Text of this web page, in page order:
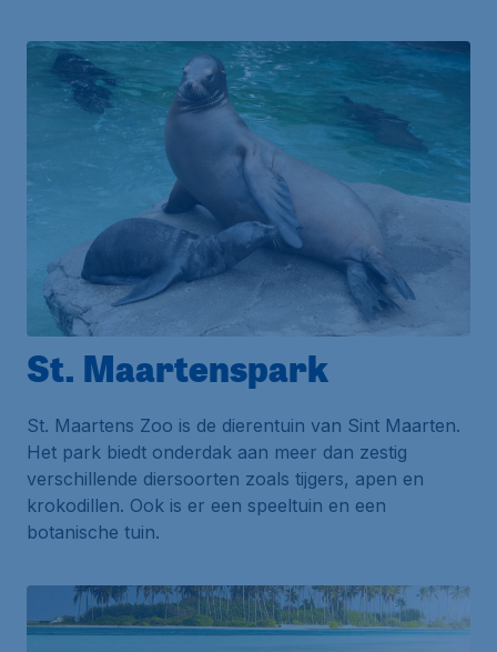
St. Maartenspark
St. Maartens Zoo is de dierentuin van Sint Maarten.
Het park biedt onderdak aan meer dan zestig
verschillende diersoorten zoals tijgers, apen en
krokodillen. Ook is er een speeltuin en een
botanische tuin.